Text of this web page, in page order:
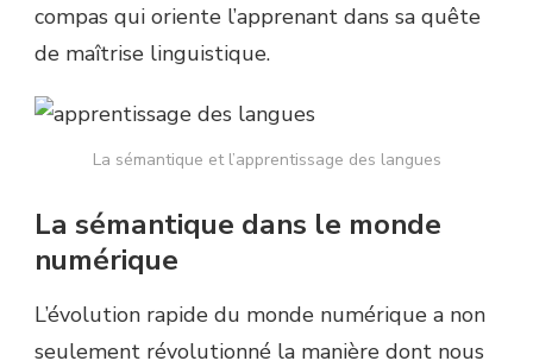
compas qui oriente l’apprenant dans sa quête
de maîtrise linguistique.
La sémantique et l’apprentissage des langues
La sémantique dans le monde
numérique
L’évolution rapide du monde numérique a non
seulement révolutionné la manière dont nous